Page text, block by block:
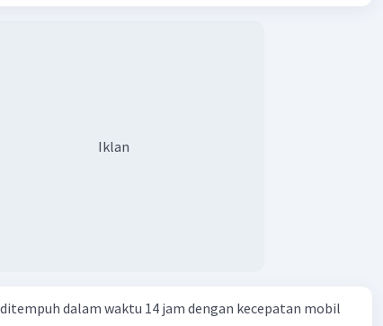
Iklan
dalam waktu 14 jam dengan kecepatan mobil